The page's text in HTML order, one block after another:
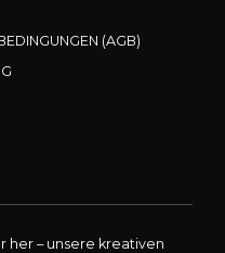
(AGB)
her – unsere kreativen